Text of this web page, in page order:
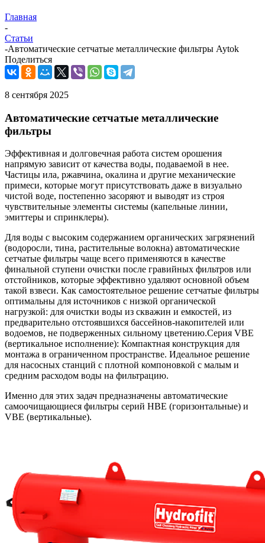
Главная
-
Статьи
-Автоматические сетчатые металлические фильтры Aytok
Поделиться
8 сентября 2025
Автоматические сетчатые металлические
фильтры
Эффективная и долговечная работа систем орошения
напрямую зависит от качества воды, подаваемой в нее.
Частицы ила, ржавчина, окалина и другие механические
примеси, которые могут присутствовать даже в визуально
чистой воде, постепенно засоряют и выводят из строя
чувствительные элементы системы (капельные линии,
эмиттеры и спринклеры).
Для воды с высоким содержанием органических загрязнений
(водоросли, тина, растительные волокна) автоматические
сетчатые фильтры чаще всего применяются в качестве
финальной ступени очистки после гравийных фильтров или
отстойников, которые эффективно удаляют основной объем
такой взвеси. Как самостоятельное решение сетчатые фильтры
оптимальны для источников с низкой органической
нагрузкой: для очистки воды из скважин и емкостей, из
предварительно отстоявшихся бассейнов-накопителей или
водоемов, не подверженных сильному цветению.Серия VBE
(вертикальное исполнение): Компактная конструкция для
монтажа в ограниченном пространстве. Идеальное решение
для насосных станций с плотной компоновкой с малым и
средним расходом воды на фильтрацию.
Именно для этих задач предназначены автоматические
самоочищающиеся фильтры серий HBE (горизонтальные) и
VBE (вертикальные).